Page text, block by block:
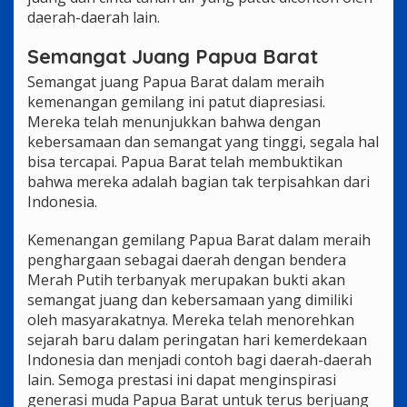
daerah-daerah lain.
Semangat Juang Papua Barat
Semangat juang Papua Barat dalam meraih
kemenangan gemilang ini patut diapresiasi.
Mereka telah menunjukkan bahwa dengan
kebersamaan dan semangat yang tinggi, segala hal
bisa tercapai. Papua Barat telah membuktikan
bahwa mereka adalah bagian tak terpisahkan dari
Indonesia.
Kemenangan gemilang Papua Barat dalam meraih
penghargaan sebagai daerah dengan bendera
Merah Putih terbanyak merupakan bukti akan
semangat juang dan kebersamaan yang dimiliki
oleh masyarakatnya. Mereka telah menorehkan
sejarah baru dalam peringatan hari kemerdekaan
Indonesia dan menjadi contoh bagi daerah-daerah
lain. Semoga prestasi ini dapat menginspirasi
generasi muda Papua Barat untuk terus berjuang